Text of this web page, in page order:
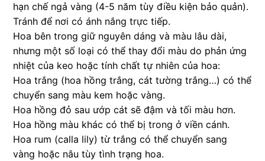
hạn chế ngả vàng (4-5 năm tùy điều kiện bảo quản).
Tránh để nơi có ánh nắng trực tiếp.
Hoa bên trong giữ nguyên dáng và màu lâu dài,
nhưng một số loại có thể thay đổi màu do phản ứng
nhiệt của keo hoặc tính chất tự nhiên của hoa:
Hoa trắng (hoa hồng trắng, cát tường trắng…) có thể
chuyển sang màu kem hoặc vàng.
Hoa hồng đỏ sau ướp cát sẽ đậm và tối màu hơn.
Hoa hồng màu khác có thể bị trong ở viền cánh.
Hoa rum (calla lily) từ trắng có thể chuyển sang
vàng hoặc nâu tùy tình trạng hoa.